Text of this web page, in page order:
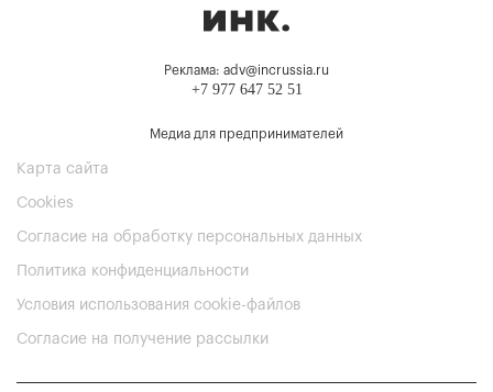
Реклама: adv@incrussia.ru
+7 977 647 52 51
Медиа для предпринимателей
Карта сайта
Cookies
Согласие на обработку персональных данных
Политика конфиденциальности
Условия использования cookie-файлов
Согласие на получение рассылки